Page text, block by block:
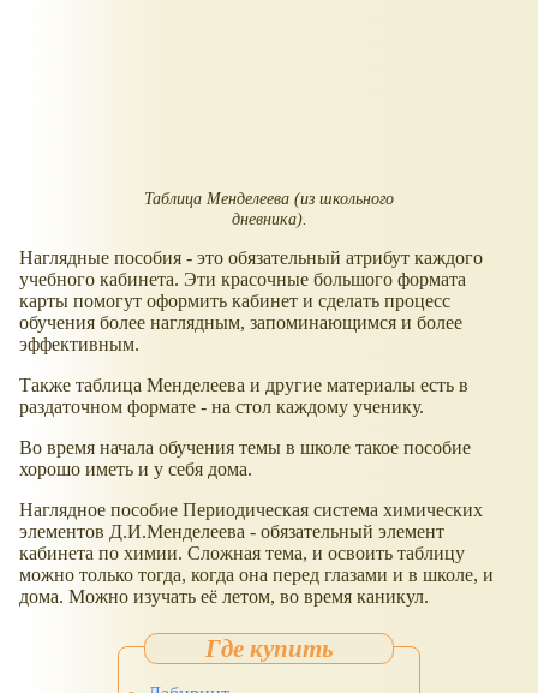
Таблица Менделеева (из школьного
дневника).
Наглядные пособия - это обязательный атрибут каждого
учебного кабинета. Эти красочные большого формата
карты помогут оформить кабинет и сделать процесс
обучения более наглядным, запоминающимся и более
эффективным.
Также таблица Менделеева и другие материалы есть в
раздаточном формате - на стол каждому ученику.
Во время начала обучения темы в школе такое пособие
хорошо иметь и у себя дома.
Наглядное пособие Периодическая система химических
элементов Д.И.Менделеева - обязательный элемент
кабинета по химии. Сложная тема, и освоить таблицу
можно только тогда, когда она перед глазами и в школе, и
дома. Можно изучать её летом, во время каникул.